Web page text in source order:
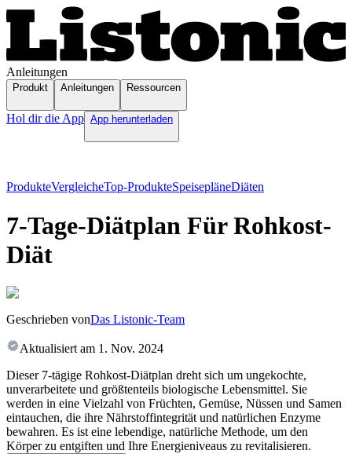
Anleitungen
Produkt Anleitungen Ressourcen
Hol dir die App App herunterladen
ProdukteVergleicheTop-ProdukteSpeisepläneDiäten
7-Tage-Diätplan Für Rohkost-
Diät
Geschrieben vonDas Listonic-Team
Aktualisiert am 1. Nov. 2024
Dieser 7-tägige Rohkost-Diätplan dreht sich um ungekochte,
unverarbeitete und größtenteils biologische Lebensmittel. Sie
werden in eine Vielzahl von Früchten, Gemüse, Nüssen und Samen
eintauchen, die ihre Nährstoffintegrität und natürlichen Enzyme
bewahren. Es ist eine lebendige, natürliche Methode, um den
Körper zu entgiften und Ihre Energieniveaus zu revitalisieren.